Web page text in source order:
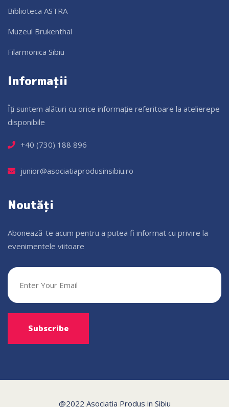
Biblioteca ASTRA
Muzeul Brukenthal
Filarmonica Sibiu
Informații
Îți suntem alături cu orice informație referitoare la atelierepe
disponibile
+40 (730) 188 896
junior@asociatiaprodusinsibiu.ro
Noutăți
Abonează-te acum pentru a putea fi informat cu privire la
evenimentele viitoare
@2022 Asociatia Produs in Sibiu